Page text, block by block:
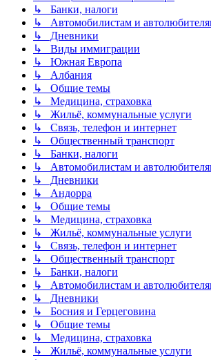
↳ Банки, налоги
↳ Автомобилистам и
↳ Дневники
↳ Виды иммиграции
↳ Южная Европа
↳ Албания
↳ Общие темы
↳ Медицина, страховка
↳ Жильё, коммунальные услуги
↳ Связь, телефон и интернет
↳ Общественный транспорт
↳ Банки, налоги
↳ Автомобилистам и
↳ Дневники
↳ Андорра
↳ Общие темы
↳ Медицина, страховка
↳ Жильё, коммунальные услуги
↳ Связь, телефон и интернет
↳ Общественный транспорт
↳ Банки, налоги
↳ Автомобилистам и
↳ Дневники
↳ Босния и Герцеговина
↳ Общие темы
↳ Медицина, страховка
↳ Жильё, коммунальные услуги